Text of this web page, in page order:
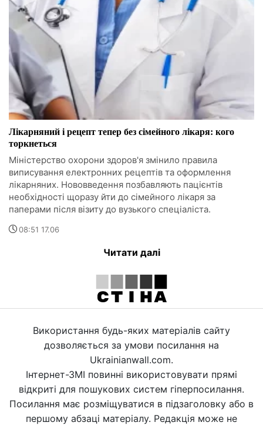
Лікарняний і рецепт тепер без сімейного лікаря: кого
торкнеться
Міністерство охорони здоров'я змінило правила
виписування електронних рецептів та оформлення
лікарняних. Нововведення позбавляють пацієнтів
необхідності щоразу йти до сімейного лікаря за
паперами після візиту до вузького спеціаліста.
08:51 17.06
Читати далі
Використання будь-яких матеріалів сайту
дозволяється за умови посилання на
Ukrainianwall.com.
Інтернет-ЗМІ повинні використовувати прямі
відкриті для пошукових систем гіперпосилання.
Посилання має розміщуватися в підзаголовку або в
першому абзаці матеріалу. Редакція може не